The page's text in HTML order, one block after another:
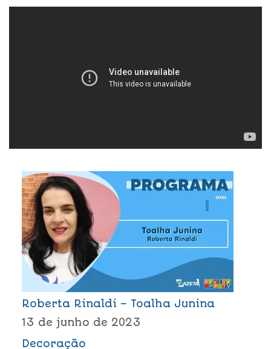
Roberta Rinaldi – Toalha Junina
13 de junho de 2023
Decoração